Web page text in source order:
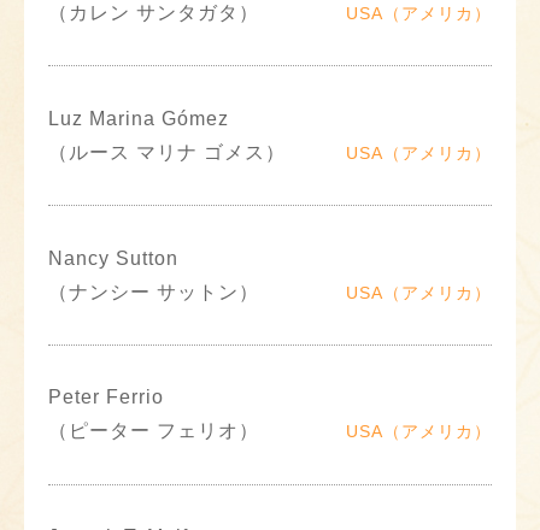
（カレン サンタガタ）
USA（アメリカ）
Luz Marina Gómez
（ルース マリナ ゴメス）
USA（アメリカ）
Nancy Sutton
（ナンシー サットン）
USA（アメリカ）
Peter Ferrio
（ピーター フェリオ）
USA（アメリカ）